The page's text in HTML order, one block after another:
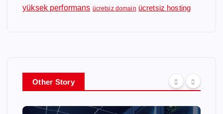
yüksek performans ücretsiz domain ücretsiz hosting
Other Story